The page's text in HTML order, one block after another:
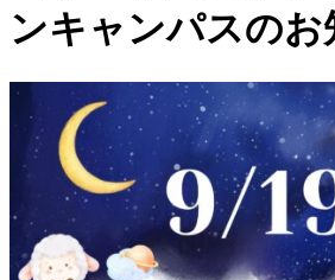
ンキャンパスのお